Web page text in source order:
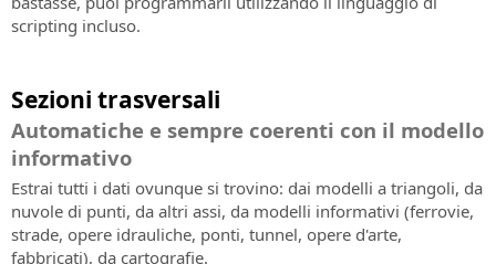
scripting incluso.
Sezioni trasversali
Automatiche e sempre coerenti con il modello
informativo
Estrai tutti i dati ovunque si trovino: dai modelli a triangoli, da
nuvole di punti, da altri assi, da modelli informativi (ferrovie,
strade, opere idrauliche, ponti, tunnel, opere d'arte,
fabbricati), da cartografie.